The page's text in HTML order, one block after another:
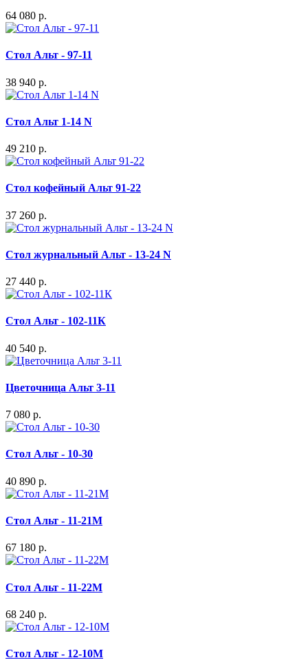
64 080 р.
Стол Альт - 97-11
38 940 р.
Стол Альт 1-14 N
49 210 р.
Стол кофейный Альт 91-22
37 260 р.
Стол журнальный Альт - 13-24 N
27 440 р.
Стол Альт - 102-11К
40 540 р.
Цветочница Альт 3-11
7 080 р.
Стол Альт - 10-30
40 890 р.
Стол Альт - 11-21М
67 180 р.
Стол Альт - 11-22М
68 240 р.
Стол Альт - 12-10М